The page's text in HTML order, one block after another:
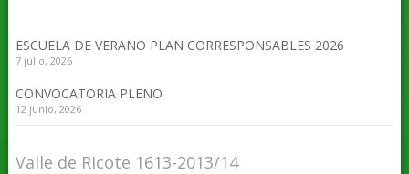
ESCUELA DE VERANO PLAN CORRESPONSABLES 2026
7 julio, 2026
CONVOCATORIA PLENO
12 junio, 2026
Valle de Ricote 1613-2013/14